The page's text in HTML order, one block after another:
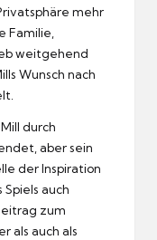
mehr
Familie,
weitgehend
Wunsch nach
durch
aber sein
der Inspiration
auch
zum
als auch als